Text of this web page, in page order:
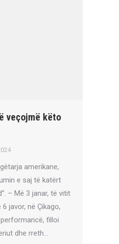
veçojmë këto
amerikane,
e saj të katërt
– Më 3 janar, të vitit
javor, në Çikago,
filloi
dhe rreth…